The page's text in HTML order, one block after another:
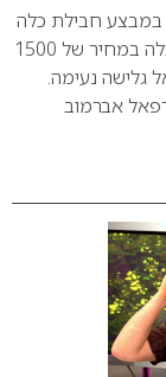
במבצע חבילת כלה
הכוללת פינוק מדהים ביום החתונה +תסרוקת כלה במחיר של 1500
גלישה נעימה.
אברמוב